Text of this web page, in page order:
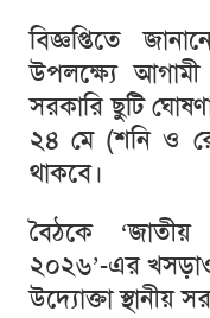
বিজ্ঞপ্তিতে
উপলক্ষ্যে
সরকারি ছুটি
২৪ মে (শনি ও
থাকবে।
বৈঠকে ‘জাতীয়
২০২৬’-এর
উদ্যোক্তা স্থানীয়